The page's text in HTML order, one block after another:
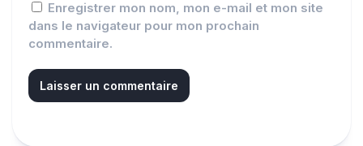
Enregistrer mon nom, mon e-mail et mon site
dans le navigateur pour mon prochain
commentaire.